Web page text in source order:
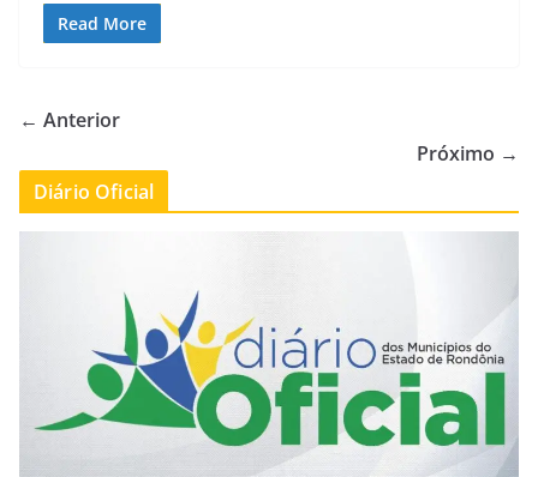
Read More
← Anterior
Próximo →
Diário Oficial